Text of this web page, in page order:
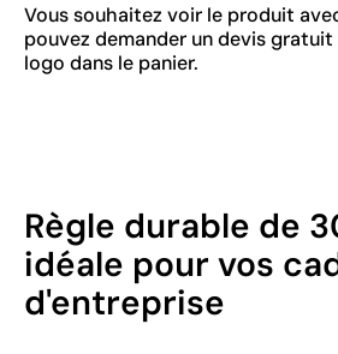
Vous souhaitez voir le produit
pouvez demander un devis
logo dans le panier.
Règle durable de
idéale pour vos
d'entreprise